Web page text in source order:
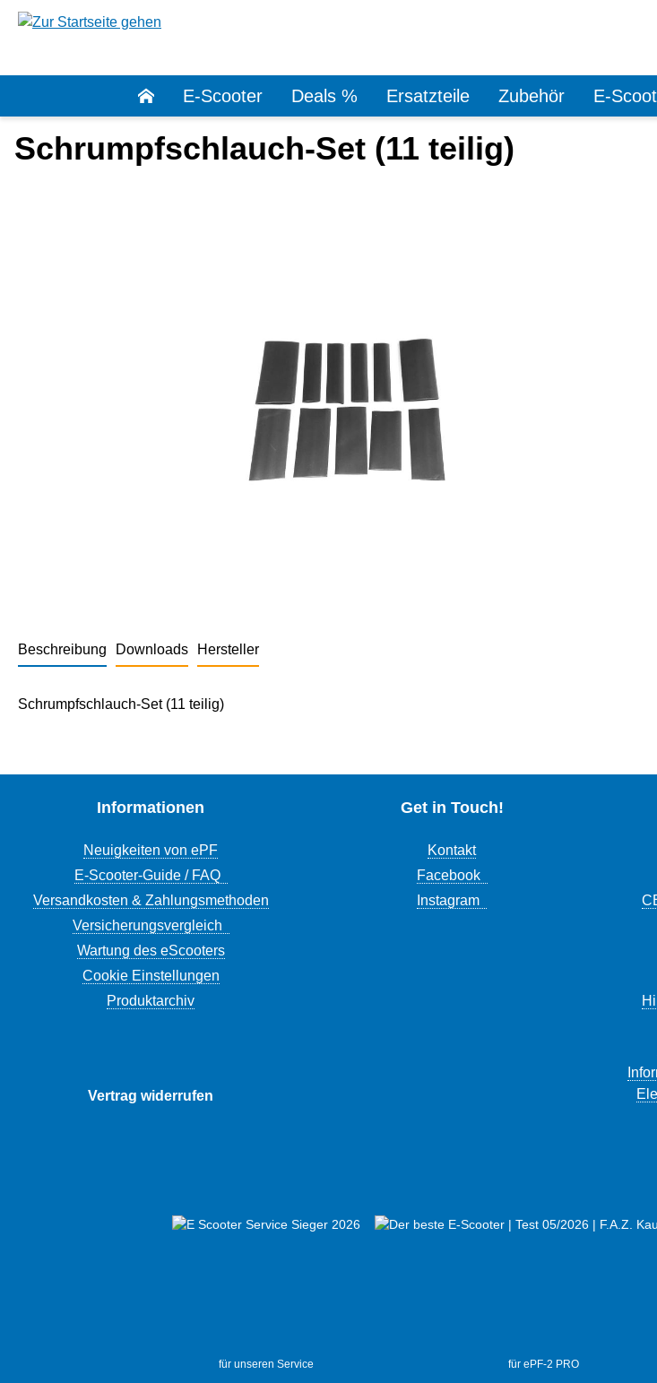
Zur Hauptnavigation springen
E-Scooter Deals % Ersatzteile Zubehör E-
Schrumpfschlauch-Set (11 teilig)
Beschreibung Downloads Hersteller
Schrumpfschlauch-Set (11 teilig)
Informationen
Neuigkeiten von ePF
E-Scooter-Guide / FAQ
Versandkosten & Zahlungsmethoden
Versicherungsvergleich
Wartung des eScooters
Cookie Einstellungen
Produktarchiv
Vertrag widerrufen
Get in Touch!
Kontakt
Facebook
Instagram
für unseren Service für ePF-2 PRO